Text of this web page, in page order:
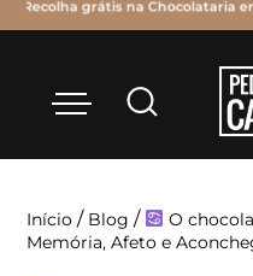
Personalize os chocolates
Início / Blog /
O
Memória, Afeto e